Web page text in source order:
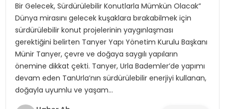
MAGAZIN
YAŞAM
Bir Gelecek, Sürdürülebilir Konutlarla Mümkün Olacak”
Dünya mirasını gelecek kuşaklara bırakabilmek için
sürdürülebilir konut projelerinin yaygınlaşması
gerektiğini belirten Tanyer Yapı Yönetim Kurulu Başkanı
Münir Tanyer, çevre ve doğaya saygılı yapıların
önemine dikkat çekti. Tanyer, Urla Bademler’de yapımı
devam eden TanUrla’nın sürdürülebilir enerjiyi kullanan,
doğayla uyumlu ve yaşam…